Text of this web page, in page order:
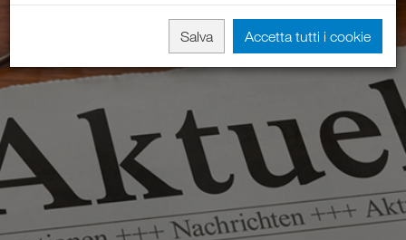
Salva Accetta tutti i cookie